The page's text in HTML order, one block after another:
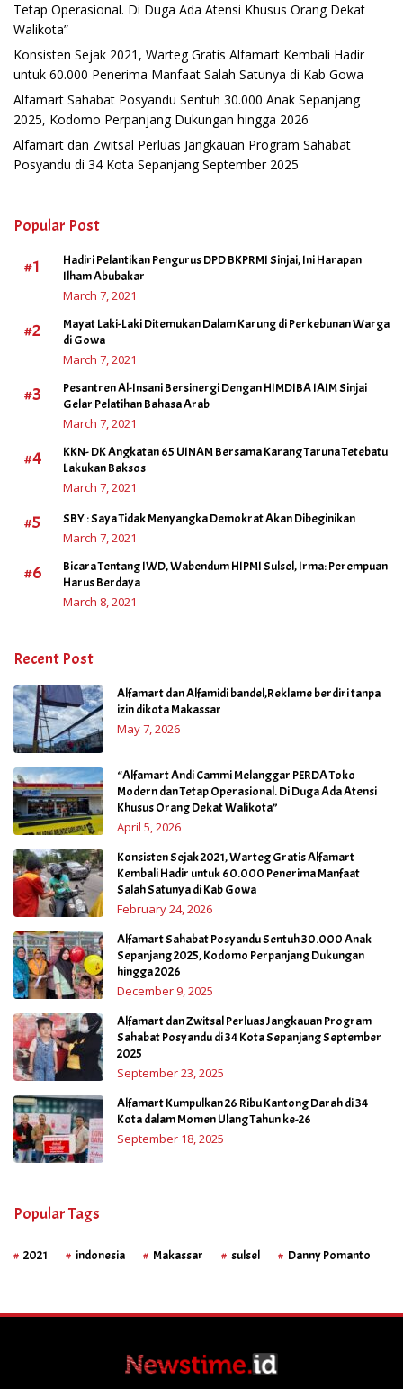
Tetap Operasional. Di Duga Ada Atensi Khusus Orang Dekat
Walikota”
Konsisten Sejak 2021, Warteg Gratis Alfamart Kembali Hadir
untuk 60.000 Penerima Manfaat Salah Satunya di Kab Gowa
Alfamart Sahabat Posyandu Sentuh 30.000 Anak Sepanjang
2025, Kodomo Perpanjang Dukungan hingga 2026
Alfamart dan Zwitsal Perluas Jangkauan Program Sahabat
Posyandu di 34 Kota Sepanjang September 2025
Popular Post
#1
Hadiri Pelantikan Pengurus DPD BKPRMI Sinjai, Ini Harapan
Ilham Abubakar
March 7, 2021
#2
Mayat Laki-Laki Ditemukan Dalam Karung di Perkebunan Warga
di Gowa
March 7, 2021
#3
Pesantren Al-Insani Bersinergi Dengan HIMDIBA IAIM Sinjai
Gelar Pelatihan Bahasa Arab
March 7, 2021
#4
KKN- DK Angkatan 65 UINAM Bersama Karang Taruna Tetebatu
Lakukan Baksos
March 7, 2021
#5 SBY : Saya Tidak Menyangka Demokrat Akan Dibeginikan
March 7, 2021
#6
Bicara Tentang IWD, Wabendum HIPMI Sulsel, Irma: Perempuan
Harus Berdaya
March 8, 2021
Recent Post
Alfamart dan Alfamidi bandel,Reklame berdiri tanpa
izin dikota Makassar
May 7, 2026
“Alfamart Andi Cammi Melanggar PERDA Toko
Modern dan Tetap Operasional. Di Duga Ada Atensi
Khusus Orang Dekat Walikota”
April 5, 2026
Konsisten Sejak 2021, Warteg Gratis Alfamart
Kembali Hadir untuk 60.000 Penerima Manfaat
Salah Satunya di Kab Gowa
February 24, 2026
Alfamart Sahabat Posyandu Sentuh 30.000 Anak
Sepanjang 2025, Kodomo Perpanjang Dukungan
hingga 2026
December 9, 2025
Alfamart dan Zwitsal Perluas Jangkauan Program
Sahabat Posyandu di 34 Kota Sepanjang September
2025
September 23, 2025
Alfamart Kumpulkan 26 Ribu Kantong Darah di 34
Kota dalam Momen Ulang Tahun ke-26
September 18, 2025
Popular Tags
2021 indonesia Makassar sulsel Danny Pomanto